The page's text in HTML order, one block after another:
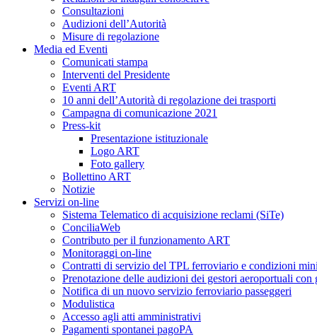
Consultazioni
Audizioni dell’Autorità
Misure di regolazione
Media ed Eventi
Comunicati stampa
Interventi del Presidente
Eventi ART
10 anni dell’Autorità di regolazione dei trasporti
Campagna di comunicazione 2021
Press-kit
Presentazione istituzionale
Logo ART
Foto gallery
Bollettino ART
Notizie
Servizi on-line
Sistema Telematico di acquisizione reclami (SiTe)
ConciliaWeb
Contributo per il funzionamento ART
Monitoraggi on-line
Contratti di servizio del TPL ferroviario e condizioni
Prenotazione delle audizioni dei gestori aeroportuali con
Notifica di un nuovo servizio ferroviario passeggeri
Modulistica
Accesso agli atti amministrativi
Pagamenti spontanei pagoPA